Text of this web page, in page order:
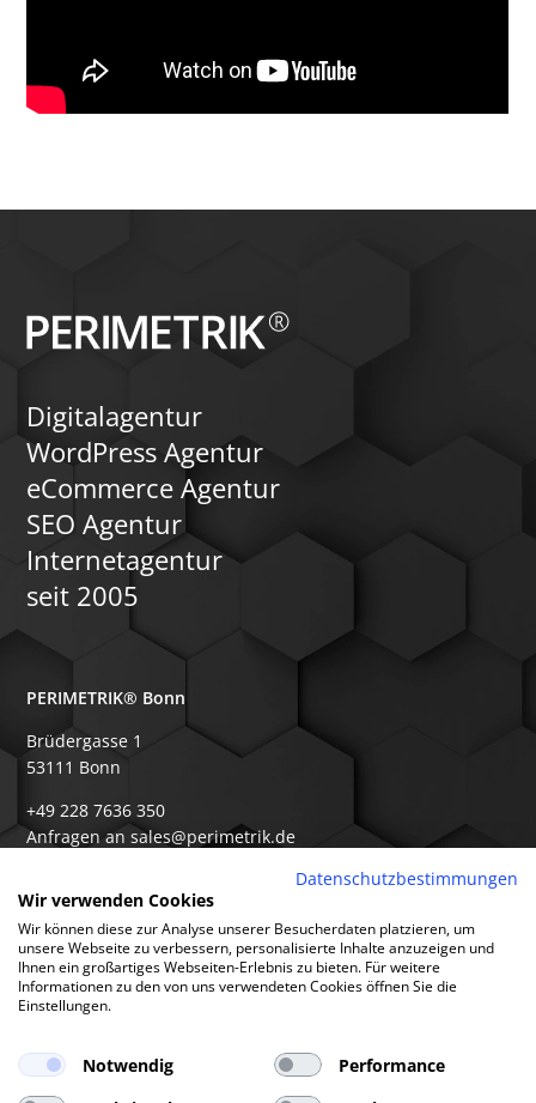
Digitalagentur
WordPress Agentur
eCommerce Agentur
SEO Agentur
Internetagentur
seit 2005
PERIMETRIK® Bonn
Brüdergasse 1
53111 Bonn
+49 228 7636 350
Anfragen an sales@perimetrik.de
PERIMETRIK® Darmstadt
Ober-Ramstädter Str. 96e
64367 Mühltal
+49 6151 3944 80
Datenschutzbestimmungen
Wir verwenden Cookies
Wir können diese zur Analyse unserer Besucherdaten platzieren, um
unsere Webseite zu verbessern, personalisierte Inhalte anzuzeigen und
Ihnen ein großartiges Webseiten-Erlebnis zu bieten. Für weitere
Informationen zu den von uns verwendeten Cookies öffnen Sie die
Einstellungen.
Notwendig
Performance